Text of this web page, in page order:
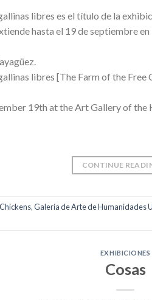
libres es el título de la
hasta el 19 de septiembre
libres [The Farm of the
19th at the Art Gallery of
CONTINUE
Chickens,Galería de Arte de Humanidades
EXHIBICIONES
Cosas